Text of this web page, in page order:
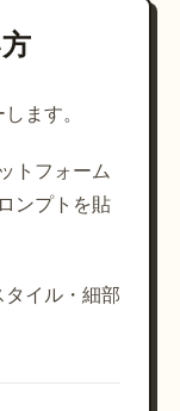
ます。
トフォーム
ンプトを貼
イル・細部